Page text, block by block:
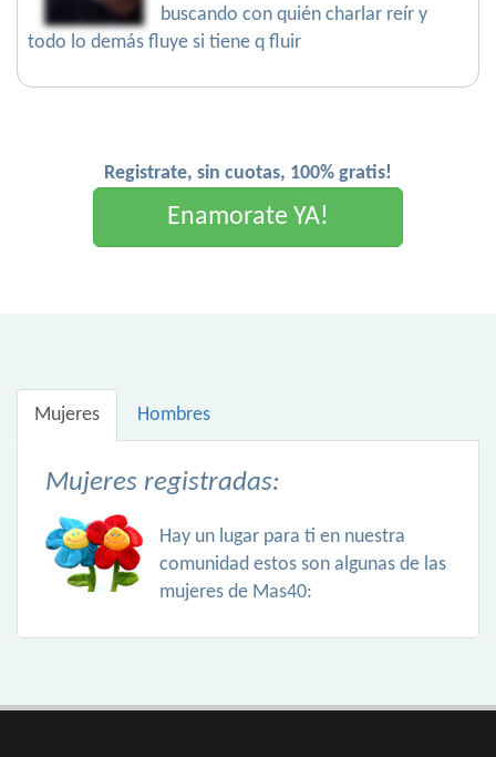
buscando con quién charlar reír y
todo lo demás fluye si tiene q fluir
Registrate, sin cuotas, 100% gratis!
Enamorate YA!
Mujeres Hombres
Mujeres registradas:
Hay un lugar para ti en nuestra
comunidad estos son algunas de las
mujeres de Mas40: